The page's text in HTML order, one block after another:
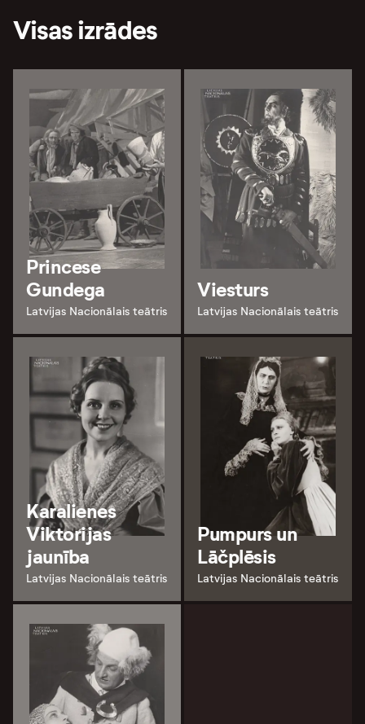
Visas izrādes
Princese
Gundega
Latvijas Nacionālais teātris
Viesturs
Latvijas Nacionālais teātris
Karalienes
Viktorijas
jaunība
Latvijas Nacionālais teātris
Pumpurs un
Lāčplēsis
Latvijas Nacionālais teātris